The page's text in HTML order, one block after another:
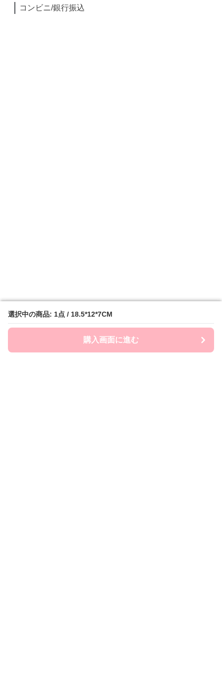
選択中の商品: 1点 / 18.5*12*7CM
購入画面に進む
選択中の商品: 1点 / 18.5*12*7CM
購入画面に進む
コンビニ/銀行振込